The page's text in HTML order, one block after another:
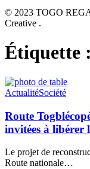
© 2023 TOGO
Creative .
Étiquette :
ActualitéSociété
Route
invitées à libérer
Le projet de
Route nationale…